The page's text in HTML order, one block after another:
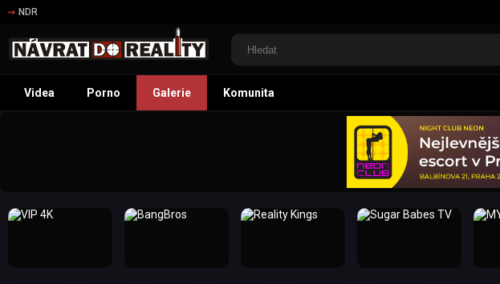
NDR
Videa Porno Galerie Komunita